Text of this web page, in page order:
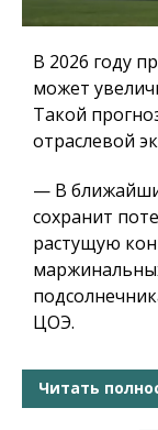
В 2026 году
может
Такой
отраслевой
— В
сохранит
растущую
ЦОЭ.
Читать